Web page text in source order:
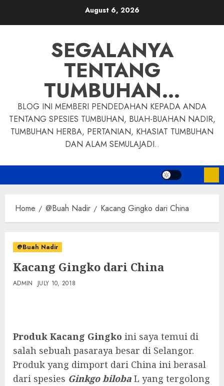
August 6, 2026
SEGALANYA
TENTANG
TUMBUHAN…
BLOG INI MEMBERI PENDEDAHAN KEPADA ANDA
TENTANG SPESIES TUMBUHAN, BUAH-BUAHAN NADIR,
TUMBUHAN HERBA, PERTANIAN, KHASIAT TUMBUHAN
DAN ALAM SEMULAJADI..
Home @Buah Nadir Kacang Gingko dari China
@Buah Nadir
Kacang Gingko dari China
ADMIN JULY 10, 2018
Produk Kacang Gingko ini saya temui di
salah sebuah pasaraya besar di Selangor.
Produk yang dimport dari China ini berasal
dari spesies Ginkgo biloba L yang tergolong